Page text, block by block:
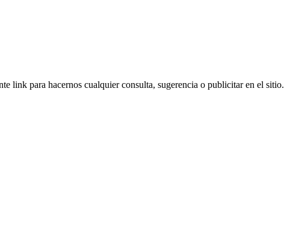
link para hacernos cualquier consulta, sugerencia o publicitar en el sitio.